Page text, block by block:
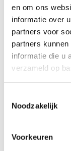
en om ons
informatie over
partners voor
partners
informatie die u
verzameld op
Noodzakelijk
Voorkeuren
Anderen